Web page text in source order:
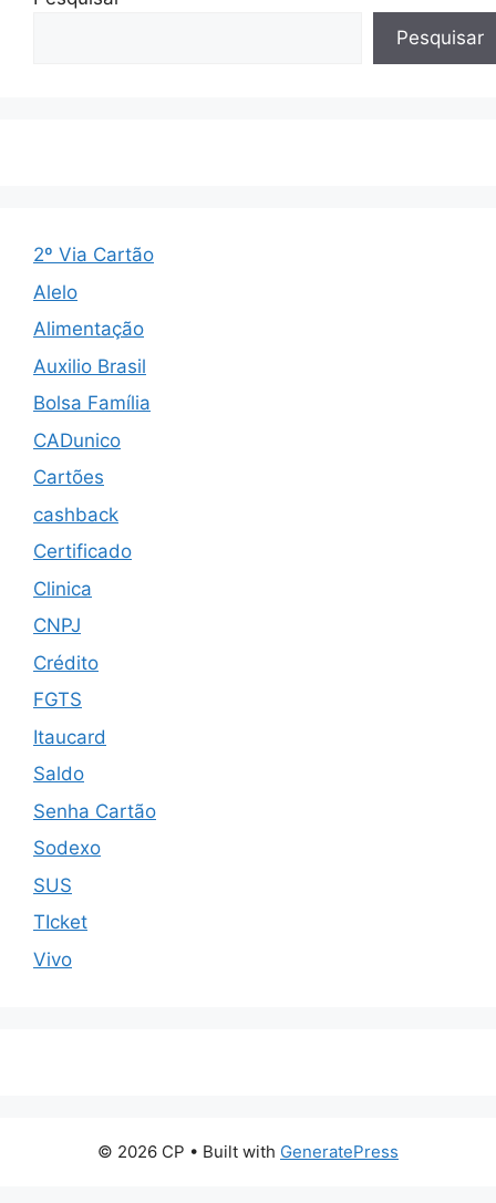
Pesquisar
2º Via Cartão
Alelo
Alimentação
Auxilio Brasil
Bolsa Família
CADunico
Cartões
cashback
Certificado
Clinica
CNPJ
Crédito
FGTS
Itaucard
Saldo
Senha Cartão
Sodexo
SUS
TIcket
Vivo
© 2026 CP • Built with GeneratePress